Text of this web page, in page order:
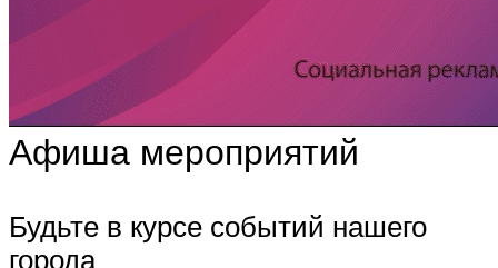
Афиша мероприятий
Будьте в курсе событий нашего
города